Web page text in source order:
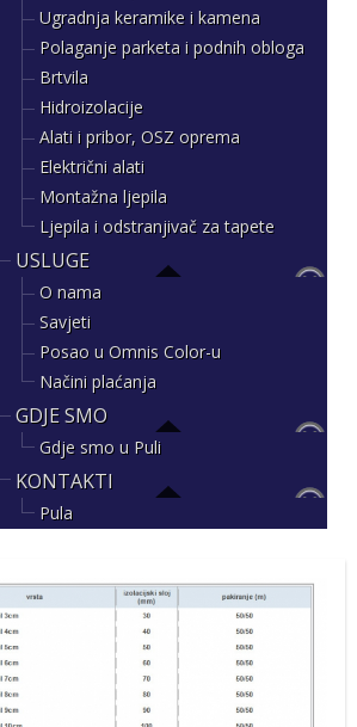
Ugradnja keramike i kamena
Polaganje parketa i podnih obloga
Brtvila
Hidroizolacije
Alati i pribor, OSZ oprema
Električni alati
Montažna ljepila
Ljepila i odstranjivač za tapete
USLUGE
O nama
Savjeti
Posao u Omnis Color-u
Načini plaćanja
GDJE SMO
Gdje smo u Puli
KONTAKTI
Pula